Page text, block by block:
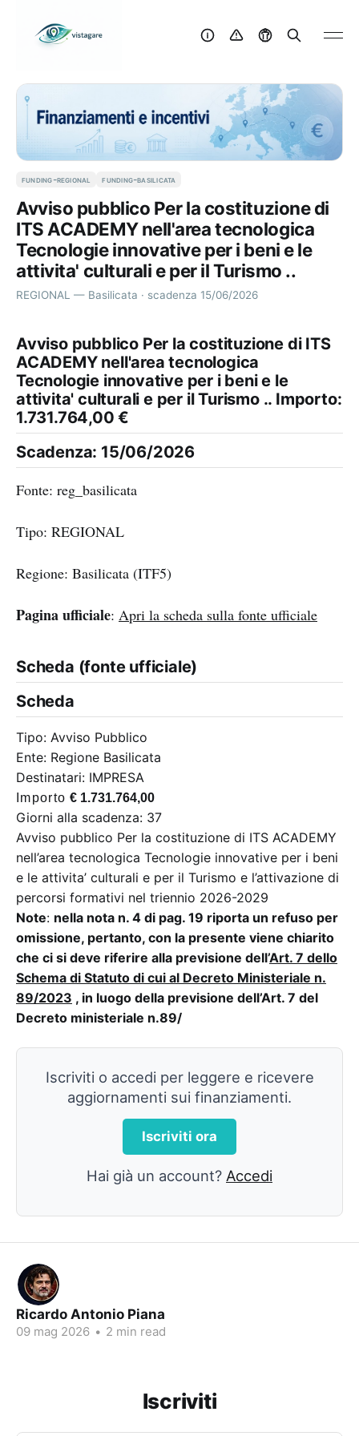
funding-regional funding-basilicata
Avviso pubblico Per la costituzione di
ITS ACADEMY nell'area tecnologica
Tecnologie innovative per i beni e le
attivita' culturali e per il Turismo ..
REGIONAL — Basilicata · scadenza 15/06/2026
Avviso pubblico Per la costituzione di ITS
ACADEMY nell'area tecnologica
Tecnologie innovative per i beni e le
attivita' culturali e per il Turismo .. Importo:
1.731.764,00 €
Scadenza: 15/06/2026
Fonte: reg_basilicata
Tipo: REGIONAL
Regione: Basilicata (ITF5)
Pagina ufficiale: Apri la scheda sulla fonte ufficiale
Scheda (fonte ufficiale)
Scheda
Tipo: Avviso Pubblico
Ente: Regione Basilicata
Destinatari: IMPRESA
Importo € 1.731.764,00
Giorni alla scadenza: 37
Avviso pubblico Per la costituzione di ITS ACADEMY
nell’area tecnologica Tecnologie innovative per i beni
e le attivita’ culturali e per il Turismo e l’attivazione di
percorsi formativi nel triennio 2026-2029
Note: nella nota n. 4 di pag. 19 riporta un refuso per
omissione, pertanto, con la presente viene chiarito
che ci si deve riferire alla previsione dell’Art. 7 dello
Schema di Statuto di cui al Decreto Ministeriale n.
89/2023 , in luogo della previsione dell’Art. 7 del
Decreto ministeriale n.89/
Iscriviti o accedi per leggere e ricevere
aggiornamenti sui finanziamenti.
Iscriviti ora
Hai già un account? Accedi
Ricardo Antonio Piana
09 mag 2026 • 2 min read
Iscriviti